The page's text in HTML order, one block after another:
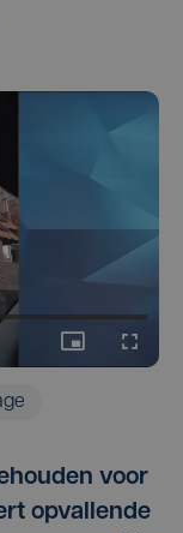
voor
opvallende